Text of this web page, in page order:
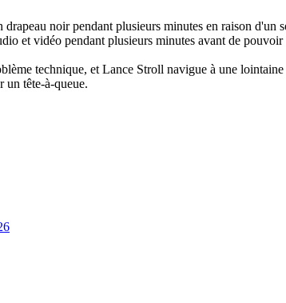
noir pendant plusieurs minutes en raison d'un
et vidéo pendant plusieurs minutes avant de pouvoir
technique, et Lance Stroll navigue à une
un tête-à-queue.